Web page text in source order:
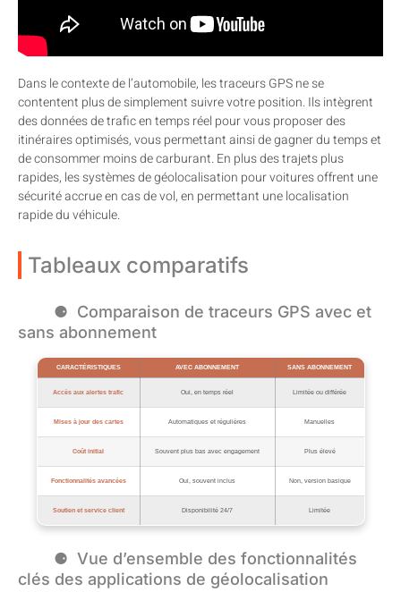
Dans le contexte de l’automobile, les traceurs GPS ne se
contentent plus de simplement suivre votre position. Ils intègrent
des données de trafic en temps réel pour vous proposer des
itinéraires optimisés, vous permettant ainsi de gagner du temps et
de consommer moins de carburant. En plus des trajets plus
rapides, les systèmes de géolocalisation pour voitures offrent une
sécurité accrue en cas de vol, en permettant une localisation
rapide du véhicule.
Tableaux comparatifs
Comparaison de traceurs GPS avec et
sans abonnement
CARACTÉRISTIQUES AVEC ABONNEMENT SANS ABONNEMENT
Accès aux alertes trafic Oui, en temps réel Limitée ou différée
Mises à jour des cartes Automatiques et régulières Manuelles
Coût initial Souvent plus bas avec engagement Plus élevé
Fonctionnalités avancées Oui, souvent inclus Non, version basique
Soutien et service client Disponibilité 24/7 Limitée
Vue d’ensemble des fonctionnalités
clés des applications de géolocalisation